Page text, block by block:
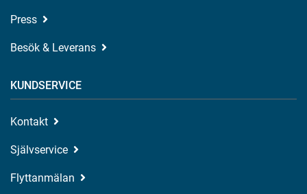
Press
Besök & Leverans
KUNDSERVICE
Kontakt
Självservice
Flyttanmälan